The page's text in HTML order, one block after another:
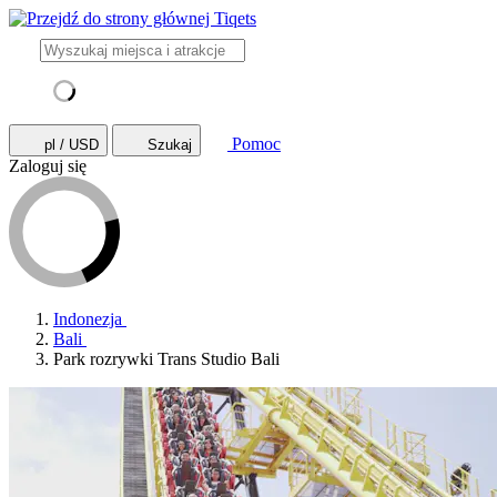
pl / USD Szukaj
Pomoc
Zaloguj się
Indonezja
Bali
Park rozrywki Trans Studio Bali